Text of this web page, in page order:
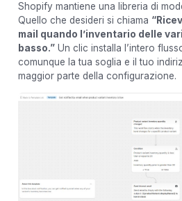
Shopify mantiene una libreria di
Quello che desideri si chiama
mail quando l’inventario delle
basso.”Un clic installa l’intero
comunque la tua soglia e il tuo
maggior parte della configurazione.